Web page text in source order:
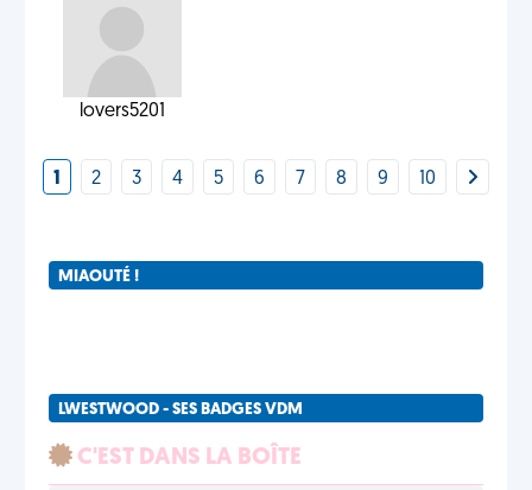
lovers5201
1 2 3 4 5 6 7 8 9 10
MIAOUTÉ !
LWESTWOOD - SES BADGES VDM
C'EST DANS LA BOÎTE